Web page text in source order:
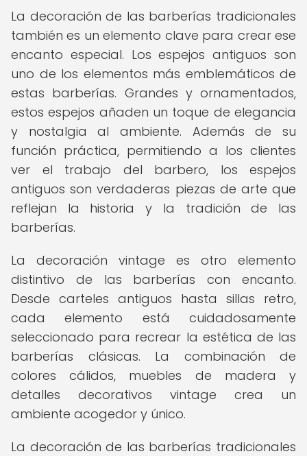
La decoración de las barberías tradicionales
también es un elemento clave para crear ese
encanto especial. Los espejos antiguos son
uno de los elementos más emblemáticos de
estas barberías. Grandes y ornamentados,
estos espejos añaden un toque de elegancia
y nostalgia al ambiente. Además de su
función práctica, permitiendo a los clientes
ver el trabajo del barbero, los espejos
antiguos son verdaderas piezas de arte que
reflejan la historia y la tradición de las
barberías.
La decoración vintage es otro elemento
distintivo de las barberías con encanto.
Desde carteles antiguos hasta sillas retro,
cada elemento está cuidadosamente
seleccionado para recrear la estética de las
barberías clásicas. La combinación de
colores cálidos, muebles de madera y
detalles decorativos vintage crea un
ambiente acogedor y único.
La decoración de las barberías tradicionales